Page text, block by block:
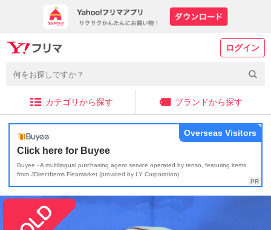
ログイン
カテゴリから探す ブランドから探す
Click here for Buyee
Buyee - A multilingual purchasing agent service operated by tenso, featuring items
from JDirectItems Fleamarket (provided by LY Corporation)
Overseas Visitors